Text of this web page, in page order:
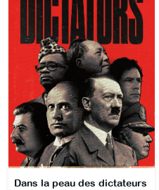
Dans la peau des dictateurs